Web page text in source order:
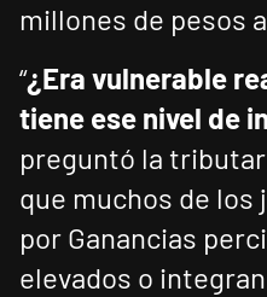
millones de pesos
“¿Era vulnerable
tiene ese nivel de
preguntó la
que muchos de los
por Ganancias
elevados o